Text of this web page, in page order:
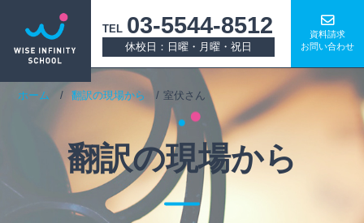
TEL 03-5544-8512
休校日：日曜・月曜・祝日
資料請求
お問い合わせ
ホーム 翻訳の現場から 室伏さん
翻訳の現場から